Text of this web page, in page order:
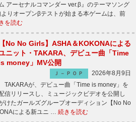
アーセナルコマンダー ver.β』のテーマソング
りオープンβテストが始まる本ゲームは、前
を読む
【No No Girls】ASHA＆KOKONAによる
ニット・TAKARA、デビュー曲「Time
money」MV公開
Ｊ－ＰＯＰ
2026年8月9日
TAKARAが、デビュー曲「Time is money」を
信リリースし、ミュージックビデオを公開し
たガールズグループオーディション【No No
による新ユニ … 続きを読む